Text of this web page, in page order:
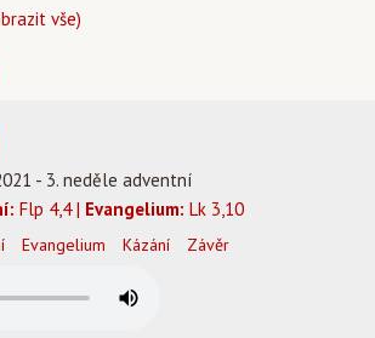
vše)
- 3. neděle adventní
Flp 4,4 | Evangelium: Lk 3,10
Evangelium Kázání Závěr